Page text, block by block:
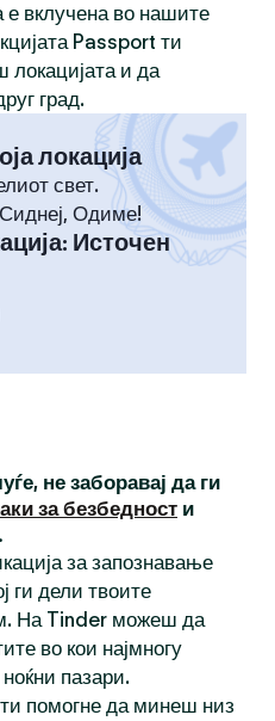
е вклучена во нашите
Passport ти
локацијата и да
град.
локација
свет.
Одиме!
: Источен
не заборавај да ги
за безбедност и
за запознавање
ги дели твоите
На Tinder можеш да
во кои најмногу
пазари.
ти помогне да минеш низ